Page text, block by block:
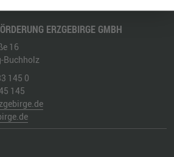
ERZGEBIRGE GMBH
16
Buchholz
145 0
145